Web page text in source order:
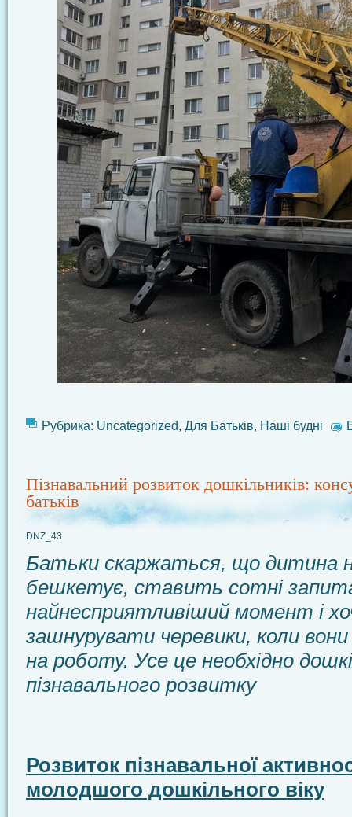
Рубрика: Uncategorized, Для Батьків, Наші будні
Пізнавальний розвиток дошкільників:
батьків
DNZ_43
Батьки скаржаться, що дитина
бешкетує, ставить сотні
найнесприятливіший момент і
зашнурувати черевики, коли
на роботу. Усе це необхідно
пізнавального розвитку
Розвиток пізнавальної
молодшого дошкільного віку